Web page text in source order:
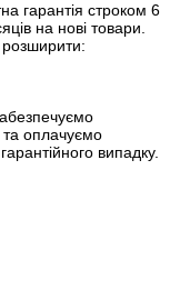
гарантія строком 6
на нові товари.
та оплачуємо
випадку.